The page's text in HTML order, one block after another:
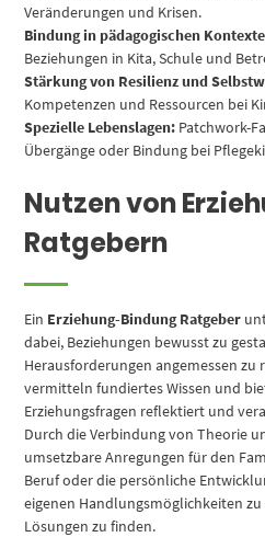
Veränderungen und Krisen.
Bindung in pädagogischen
Beziehungen in Kita, Schule und
Stärkung von Resilienz und
Kompetenzen und Ressourcen bei
Spezielle Lebenslagen: Patchwork-
Übergänge oder Bindung bei
Nutzen von
Ratgebern
Ein Erziehung-Bindung Ratgeber
dabei, Beziehungen bewusst zu
Herausforderungen angemessen zu
vermitteln fundiertes Wissen und
Erziehungsfragen reflektiert und
Durch die Verbindung von Theorie
umsetzbare Anregungen für den
Beruf oder die persönliche
eigenen Handlungsmöglichkeiten
Lösungen zu finden.